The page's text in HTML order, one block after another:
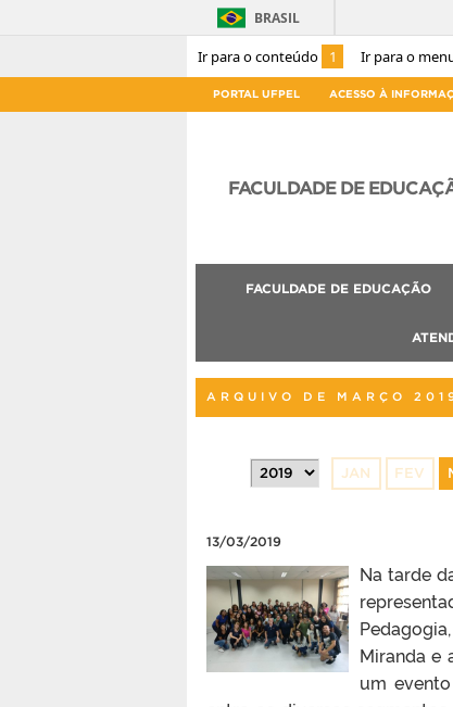
Ir para o conteúdo 1 Ir para o
BRASIL
PORTAL UFPEL ACESSO À
FACULDADE DE
FACULDADE DE EDUCAÇÃO
ARQUIVO DE MARÇO
JAN FEV
13/03/2019
Na tarde
Miranda e
um